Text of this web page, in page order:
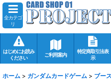
全カテゴ
リ
はじめにお読み
ください
ご利用案内
特定商取引法表
示
ホーム > ガンダムカードゲーム > ブー